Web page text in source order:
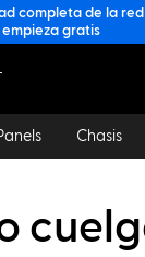
completa de la
empieza gratis
Chasis